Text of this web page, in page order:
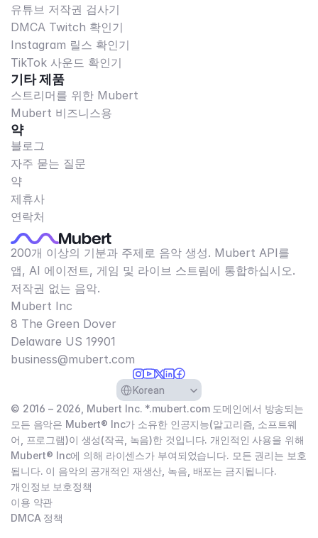
유튜브 저작권 검사기
DMCA Twitch 확인기
Instagram 릴스 확인기
TikTok 사운드 확인기
기타 제품
스트리머를 위한 Mubert
Mubert 비즈니스용
약
블로그
자주 묻는 질문
약
제휴사
연락처
200개 이상의 기분과 주제로 음악 생성. Mubert API를
앱, AI 에이전트, 게임 및 라이브 스트림에 통합하십시오.
저작권 없는 음악.
Mubert Inc
8 The Green Dover
Delaware US 19901​
business@mubert.com
Select Language
Korean
© 2016 – 2026, Mubert Inc. *.mubert.com 도메인에서 방송되는
모든 음악은 Mubert® Inc가 소유한 인공지능(알고리즘, 소프트웨
어, 프로그램)이 생성(작곡, 녹음)한 것입니다. 개인적인 사용을 위해
Mubert® Inc에 의해 라이센스가 부여되었습니다. 모든 권리는 보호
됩니다. 이 음악의 공개적인 재생산, 녹음, 배포는 금지됩니다.
개인정보 보호정책
이용 약관
DMCA 정책